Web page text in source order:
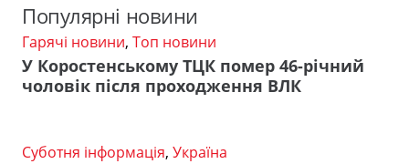
Популярні новини
Гарячі новини, Топ новини
У Коростенському ТЦК помер 46-річний
чоловік після проходження ВЛК
Суботня інформація, Україна